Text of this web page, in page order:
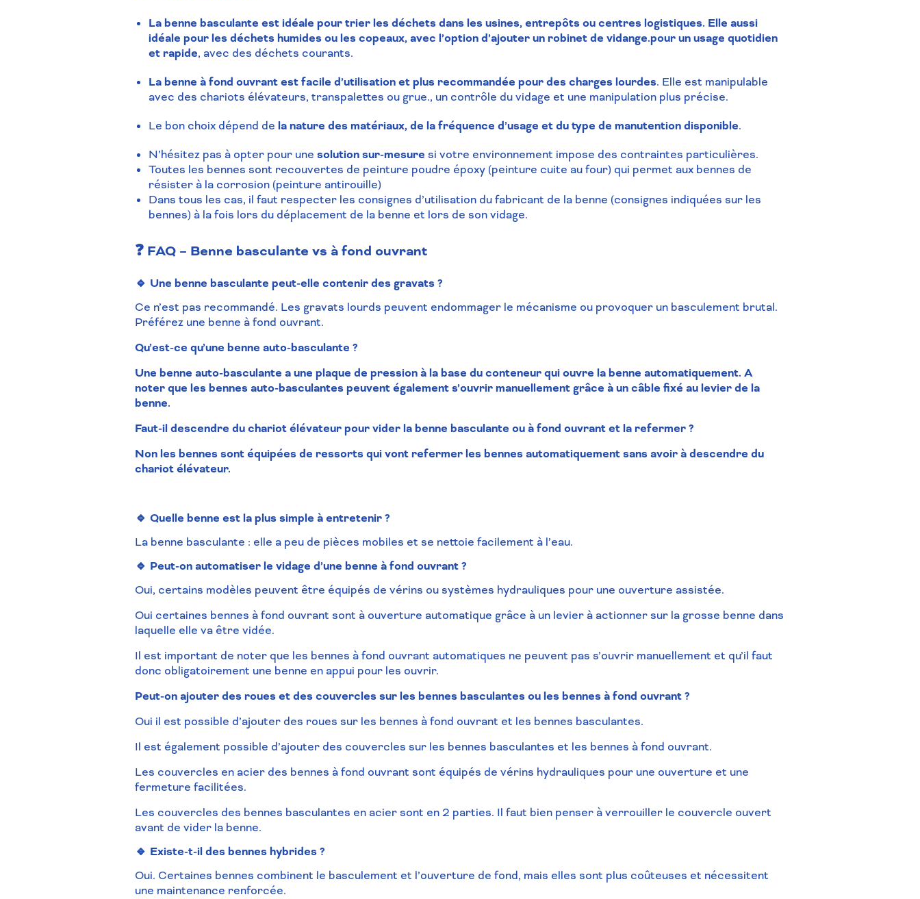
La benne basculante est idéale pour trier les déchets dans les usines, entrepôts ou centres logistiques. Elle aussi
idéale pour lesdéchetshumides ou les copeaux, avec l’option d’ajouter un robinet de vidange.pour un usage quotidien
et rapide, avec des déchets courants.
La benne à fond ouvrant est facile d’utilisation et plus recommandée pour des charges lourdes. Elle est manipulable
avec des chariots élévateurs, transpalettes ou grue., un contrôle du vidage et une manipulation plus précise.
Le bon choix dépend de la nature des matériaux, de la fréquence d’usage et du type de manutention disponible.
N’hésitez pas à opter pour une solution sur-mesure si votre environnement impose des contraintes particulières.
Toutes les bennes sont recouvertes de peinture poudre époxy (peinture cuite au four) qui permet aux bennes de
résister à la corrosion (peinture antirouille)
Dans tous les cas, il faut respecter les consignes d’utilisation dufabricant de la benne (consignes indiquées sur les
bennes) à la fois lors du déplacement de la benne et lors de son vidage.
❓ FAQ – Benne basculante vs à fond ouvrant
🔹 Une benne basculante peut-elle contenir des gravats ?
Ce n’est pas recommandé. Les gravats lourds peuvent endommager le mécanisme ou provoquer un basculement brutal.
Préférez une benne à fond ouvrant.
Qu’est-ce qu’une benne auto-basculante ?
Une benne auto-basculante a une plaque de pression à la base du conteneur qui ouvre la benne automatiquement. A
noter que les bennes auto-basculantes peuvent également s’ouvrir manuellement grâce à un câble fixé au levier de la
benne.
Faut-il descendre du chariot élévateur pour vider la benne basculante ou à fond ouvrant et la refermer ?
Non les bennes sontéquipéesde ressorts qui vont refermer les bennes automatiquement sans avoir à descendre du
chariot élévateur.
🔹 Quelle benne est la plus simple à entretenir ?
La benne basculante : elle a peu de pièces mobiles et se nettoie facilement à l’eau.
🔹 Peut-on automatiser le vidage d’une benne à fond ouvrant ?
Oui, certains modèles peuvent être équipés de vérins ou systèmes hydrauliques pour une ouverture assistée.
Oui certaines bennes à fond ouvrant sont à ouverture automatique grâce à un levier à actionner sur la grosse benne dans
laquelle elle va être vidée.
Il est important de noter que les bennes à fond ouvrant automatiques ne peuvent pas s’ouvrir manuellement et qu’il faut
donc obligatoirement une benne en appui pour les ouvrir.
Peut-on ajouter des roues et des couvercles sur les bennes basculantes ou les bennes à fond ouvrant ?
Oui il est possible d’ajouter des roues sur les bennes à fond ouvrant et les bennes basculantes.
Il est également possible d’ajouter des couvercles sur les bennes basculantes et les bennes à fond ouvrant.
Les couvercles en acier des bennes à fond ouvrant sont équipés de vérins hydrauliques pour une ouverture et une
fermeture facilitées.
Les couvercles des bennes basculantes en acier sont en 2 parties. Il faut bien penser àverrouiller le couvercle ouvert
avant de vider la benne.
🔹 Existe-t-il des bennes hybrides ?
Oui. Certaines bennes combinent le basculement et l’ouverture de fond, mais elles sont plus coûteuses et nécessitent
une maintenance renforcée.